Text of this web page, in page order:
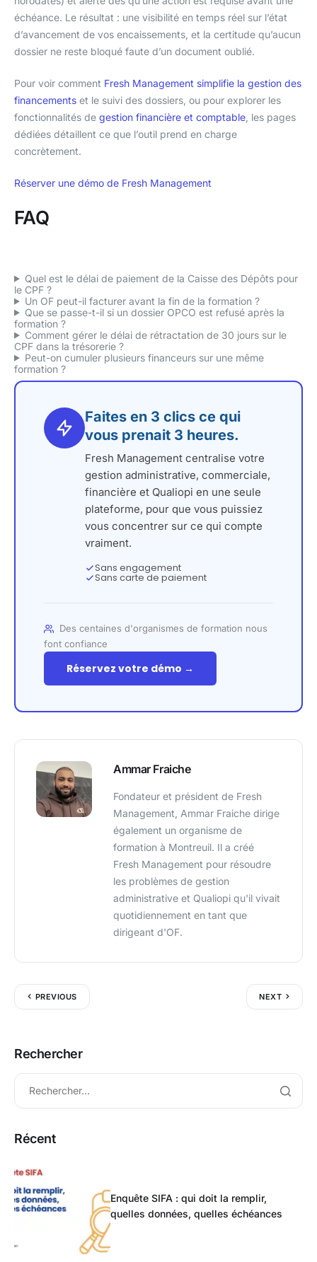
échéance. Le résultat : une visibilité en temps réel sur l’état
d’avancement de vos encaissements, et la certitude qu’aucun
dossier ne reste bloqué faute d’un document oublié.
Pour voir comment Fresh Management simplifie la gestion des
financements et le suivi des dossiers, ou pour explorer les
fonctionnalités de gestion financière et comptable , les pages
dédiées détaillent ce que l’outil prend en charge
concrètement.
Réserver une démo de Fresh Management
FAQ
Quel est le délai de paiement de la Caisse des Dépôts pour
le CPF ?
Un OF peut-il facturer avant la fin de la formation ?
Que se passe-t-il si un dossier OPCO est refusé après la
formation ?
Comment gérer le délai de rétractation de 30 jours sur le
CPF dans la trésorerie ?
Peut-on cumuler plusieurs financeurs sur une même
formation ?
Faites en 3 clics ce qui
vous prenait 3 heures.
Fresh Management centralise votre
gestion administrative, commerciale,
financière et Qualiopi en une seule
plateforme, pour que vous puissiez
vous concentrer sur ce qui compte
vraiment.
Sans engagement
Sans carte de paiement
Des centaines d'organismes de formation nous
font confiance
Réservez votre démo →
Ammar Fraiche
Fondateur et président de Fresh
Management, Ammar Fraiche dirige
également un organisme de
formation à Montreuil. Il a créé
Fresh Management pour résoudre
les problèmes de gestion
administrative et Qualiopi qu'il vivait
quotidiennement en tant que
dirigeant d'OF.
PREVIOUS NEXT
Rechercher
Récent
Enquête SIFA : qui doit la remplir,
quelles données, quelles échéances